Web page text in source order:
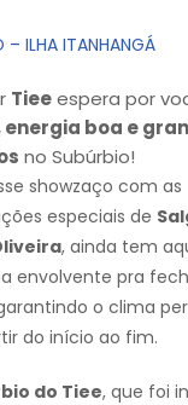
– ILHA ITANHANGÁ
Tieeespera por
boa e
no Subúrbio!
showzaço com as
especiais de
, ainda tem
envolvente pra
o clima
do início ao fim.
do Tiee, que foi